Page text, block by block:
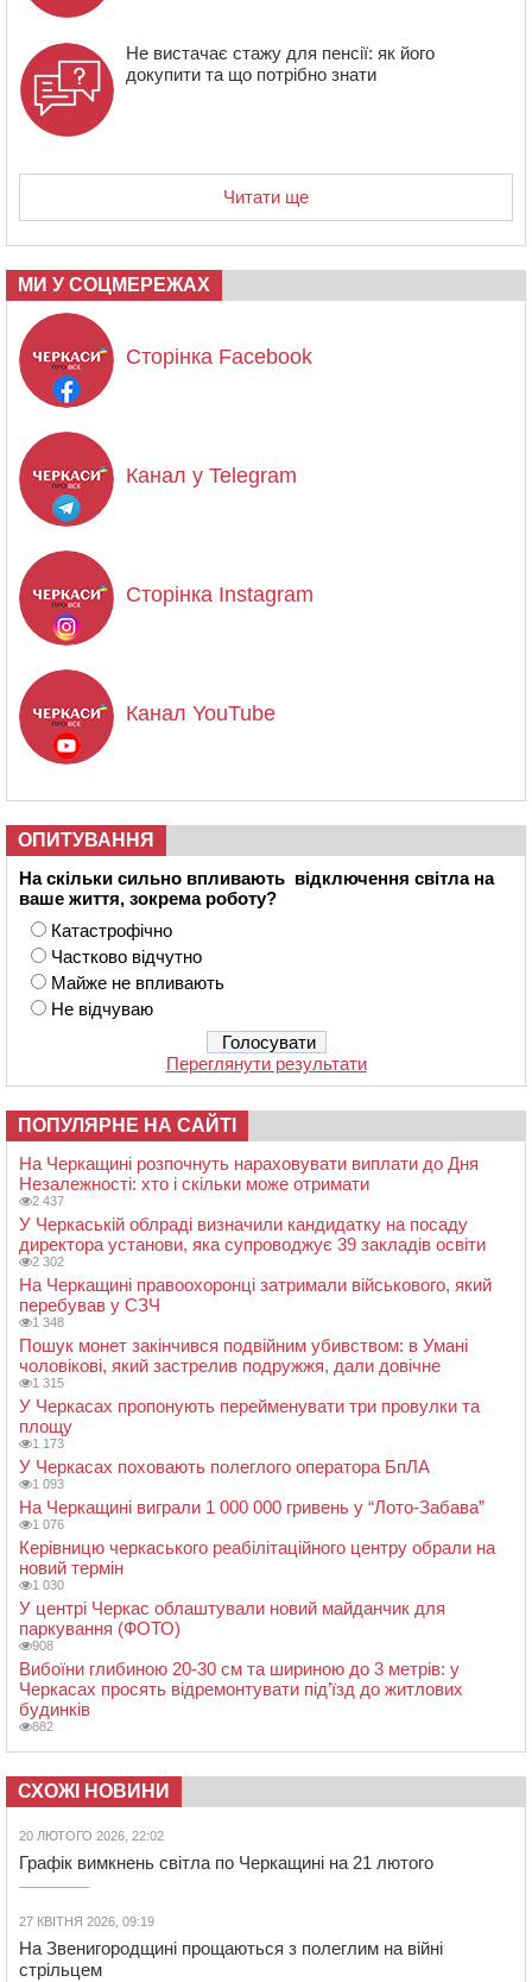
Не вистачає стажу для пенсії: як його
докупити та що потрібно знати
Читати ще
МИ У СОЦМЕРЕЖАХ
Сторінка Facebook
Канал у Telegram
Сторінка Instagram
Канал YouTube
ОПИТУВАННЯ
На скільки сильно впливають відключення світла на
ваше життя, зокрема роботу?
Катастрофічно
Частково відчутно
Майже не впливають
Не відчуваю
Переглянути результати
ПОПУЛЯРНЕ НА САЙТІ
На Черкащині розпочнуть нараховувати виплати до Дня
Незалежності: хто і скільки може отримати
2 437
У Черкаській облраді визначили кандидатку на посаду
директора установи, яка супроводжує 39 закладів освіти
2 302
На Черкащині правоохоронці затримали військового, який
перебував у СЗЧ
1 348
Пошук монет закінчився подвійним убивством: в Умані
чоловікові, який застрелив подружжя, дали довічне
1 315
У Черкасах пропонують перейменувати три провулки та
площу
1 173
У Черкасах поховають полеглого оператора БпЛА
1 093
На Черкащині виграли 1 000 000 гривень у “Лото-Забава”
1 076
Керівницю черкаського реабілітаційного центру обрали на
новий термін
1 030
У центрі Черкас облаштували новий майданчик для
паркування (ФОТО)
908
Вибоїни глибиною 20-30 см та шириною до 3 метрів: у
Черкасах просять відремонтувати під’їзд до житлових
будинків
882
СХОЖІ НОВИНИ
20 ЛЮТОГО 2026, 22:02
Графік вимкнень світла по Черкащині на 21 лютого
27 КВІТНЯ 2026, 09:19
На Звенигородщині прощаються з полеглим на війні
стрільцем